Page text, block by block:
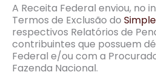
A Receita Federal enviou, no
Termos de Exclusão do
respectivos Relatórios de
contribuintes que possuem
Federal e/ou com a
Fazenda Nacional.